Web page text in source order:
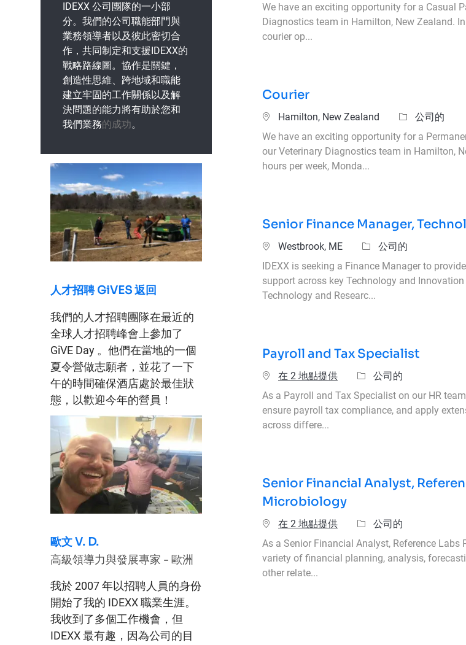
IDEXX 公司團隊的一小部
分。我們的公司職能部門與
業務領導者以及彼此密切合
作，共同制定和支援IDEXX的
戰略路線圖。協作是關鍵，
創造性思維、跨地域和職能
建立牢固的工作關係以及解
決問題的能力將有助於您和
我們業務的成功。
人才招聘 GiVES 返回
我們的人才招聘團隊在最近的
全球人才招聘峰會上參加了
GiVE Day 。他們在當地的一個
夏令營做志願者，並花了一下
午的時間確保酒店處於最佳狀
態，以歡迎今年的營員！
歐文 V. D.
高級領導力與發展專家 - 歐洲
我於 2007 年以招聘人員的身份
開始了我的 IDEXX 職業生涯。
我收到了多個工作機會，但
IDEXX 最有趣，因為公司的目
We have an exciting opportunity for a Casual
Diagnostics team in Hamilton, New Zealand.
courier op...
Courier
位置Hamilton, New Zealand 類別公司的
We have an exciting opportunity for a
our Veterinary Diagnostics team in Hamilton,
hours per week, Monda...
Senior Finance Manager,
位置Westbrook, ME 類別公司的
IDEXX is seeking a Finance Manager to
support across key Technology and
Technology and Researc...
Payroll and Tax Specialist
在 2 地點提供 類別公司的
As a Payroll and Tax Specialist on our HR
ensure payroll tax compliance, and apply
across differe...
Senior Financial Analyst,
Microbiology
在 2 地點提供 類別公司的
As a Senior Financial Analyst, Reference
variety of financial planning, analysis,
other relate...